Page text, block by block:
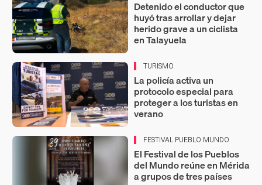
Detenido el conductor que
huyó tras arrollar y dejar
herido grave a un ciclista
en Talayuela
TURISMO
La policía activa un
protocolo especial para
proteger a los turistas en
verano
FESTIVAL PUEBLO MUNDO
El Festival de los Pueblos
del Mundo reúne en Mérida
a grupos de tres países